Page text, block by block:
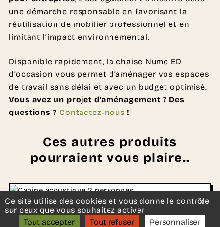
une démarche responsable en favorisant la
réutilisation de mobilier professionnel et en
limitant l’impact environnemental.
Disponible rapidement, la chaise Nume ED
d’occasion vous permet d’aménager vos espaces
de travail sans délai et avec un budget optimisé.
Vous avez un projet d’aménagement ? Des
questions ? Contactez-nous !
Ces autres produits
pourraient vous plaire..
ON S’APPELLE ?
Ce site utilise des cookies et vous donne le contrôle
sur ceux que vous souhaitez activer
Tout accepter
Tout refuser Personnaliser
X